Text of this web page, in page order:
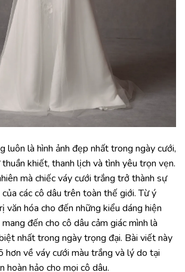
luôn là hình ảnh đẹp nhất trong ngày cưới,
khiết, thanh lịch và tình yêu trọn vẹn.
mà chiếc váy cưới trắng trở thành sự
các cô dâu trên toàn thế giới. Từ ý
văn hóa cho đến những kiểu dáng hiện
đến cho cô dâu cảm giác mình là
nhất trong ngày trọng đại. Bài viết này
hơn về váy cưới màu trắng và lý do tại
hoàn hảo cho mọi cô dâu.